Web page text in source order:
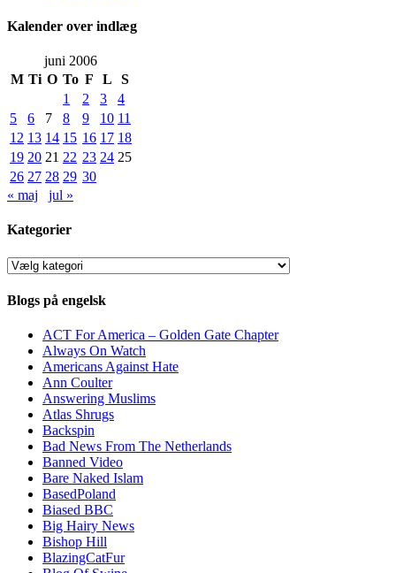
Kalender over indlæg
juni 2006
M Ti O To F L
S
1
2 3
4
5
6 7 8 9 10 11
12 13 14 15 16 17 18
19 20 21 22 23 24 25
26 27 28 29 30
« maj
jul »
Kategorier
Kategorier
Blogs på engelsk
ACT For America – Golden Gate Chapter
Always On Watch
Americans Against Hate
Ann Coulter
Answering Muslims
Atlas Shrugs
Backspin
Bad News From The Netherlands
Banned Video
Bare Naked Islam
BasedPoland
Biased BBC
Big Hairy News
Bishop Hill
BlazingCatFur